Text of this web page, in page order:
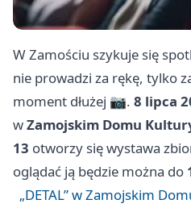
W Zamościu szykuje się
nie prowadzi za rękę, tylko
moment dłużej 📷. 8 lipca
wZamojskim Domu
13 otworzy się wystawa
oglądać ją będzie można do
„DETAL” w Zamojskim